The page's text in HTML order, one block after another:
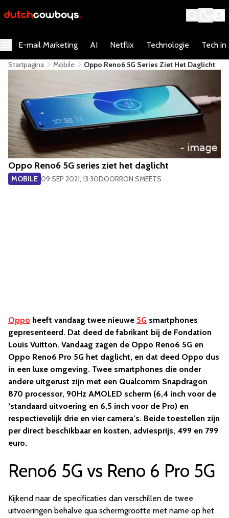
E-mail Marketing AI Netflix Technologie Tech in
Startpagina Mobile Oppo Reno6 5G Series Ziet Het Daglicht
Oppo Reno6 5G series ziet het daglicht
MOBILE 09 SEP 2021, 13:30DOORRON SMEETS
Oppo heeft vandaag twee nieuwe 5G smartphones
gepresenteerd. Dat deed de fabrikant bij de Fondation
Louis Vuitton. Vandaag zagen de Oppo Reno6 5G en
Oppo Reno6 Pro 5G het daglicht, en dat deed Oppo dus
in een luxe omgeving. Twee smartphones die onder
andere uitgerust zijn met een Qualcomm Snapdragon
870 processor, 90Hz AMOLED scherm (6,4 inch voor de
‘standaard uitvoering en 6,5 inch voor de Pro) en
respectievelijk drie en vier camera’s. Beide toestellen zijn
per direct beschikbaar en kosten, adviesprijs, 499 en 799
euro.
Reno6 5G vs Reno 6 Pro 5G
Kijkend naar de specificaties dan verschillen de twee
uitvoeringen behalve qua schermgrootte met name op het